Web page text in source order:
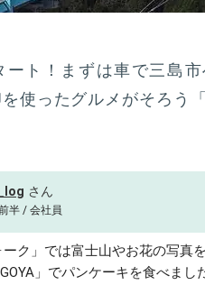
ート！まずは車で三島
使ったグルメがそろう
半 / 会社員
ク」では富士山やお花の写真
」でパンケーキを食べまし